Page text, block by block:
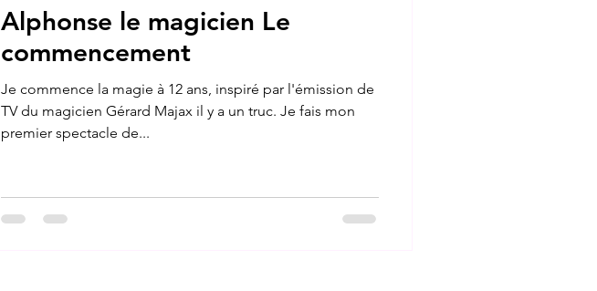
Alphonse le magicien Le
commencement
Je commence la magie à 12 ans, inspiré par l'émission de
TV du magicien Gérard Majax il y a un truc. Je fais mon
premier spectacle de...